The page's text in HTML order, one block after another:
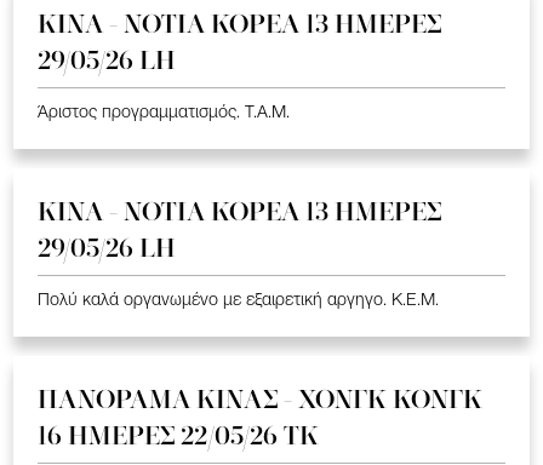
ΚΙΝΑ - ΝΟΤΙΑ ΚΟΡΕΑ 13 ΗΜΕΡΕΣ
29/05/26 LH
Άριστος προγραμματισμός. T.A.M.
ΚΙΝΑ - ΝΟΤΙΑ ΚΟΡΕΑ 13 ΗΜΕΡΕΣ
29/05/26 LH
Πολύ καλά οργανωμένο με εξαιρετική αργηγο. K.E.M.
ΠΑΝΟΡΑΜΑ ΚΙΝΑΣ - ΧΟΝΓΚ ΚΟΝΓΚ
16 ΗΜΕΡΕΣ 22/05/26 TK